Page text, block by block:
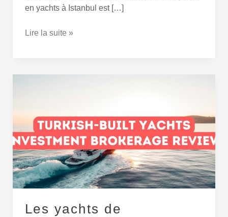
en yachts à Istanbul est […]
Lire la suite »
Les yachts de
construction
turque
sont-
ils
un
bon
Analyse